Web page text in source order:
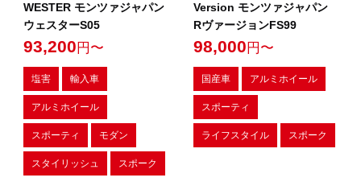
WESTER モンツァジャパン
ウェスターS05
93,200 円〜
塩害 輸入車
アルミホイール
スポーティ モダン
スタイリッシュ スポーク
Version モンツァジャパン
RヴァージョンFS99
98,000 円〜
国産車 アルミホイール
スポーティ
ライフスタイル スポーク